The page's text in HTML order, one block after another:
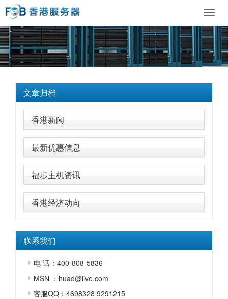
文章归档
香港新闻
最新优惠信息
福步主机资讯
香港经济动向
联系我们
电 话：400-808-5836
MSN ：huad@live.com
客服QQ：4698328 9291215